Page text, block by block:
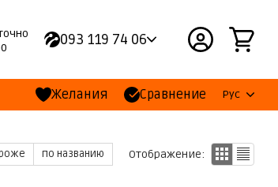
093 119 74 06
Желания Сравнение Рус
по названию Отображение: